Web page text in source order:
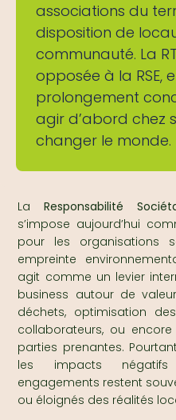
associations du
disposition de
communauté. La
opposée à la RSE,
prolongement
agir d’abord chez
changer le monde.
LaResponsabilité
s’impose aujourd’hui
pour les organisations
empreinte
agit comme un levier
business autour de
déchets, optimisation
collaborateurs, ou
parties prenantes.
les impacts négatifs
engagements restent
ou éloignés des réalités